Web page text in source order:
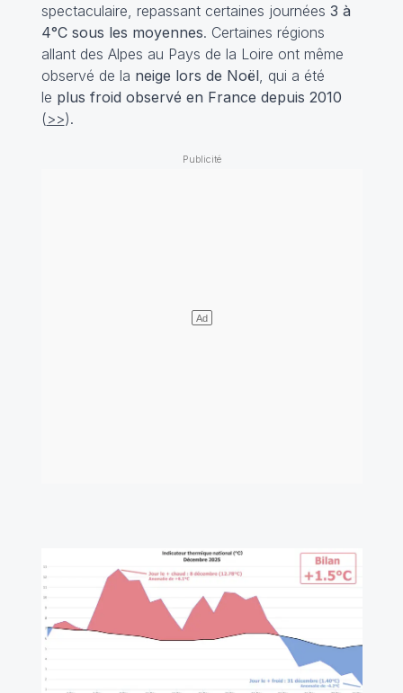
spectaculaire, repassant certaines journées 3 à
4°C sous les moyennes. Certaines régions
allant des Alpes au Pays de la Loire ont même
observé de la neige lors de Noël, qui a été
le plus froid observé en France depuis 2010
(>>).